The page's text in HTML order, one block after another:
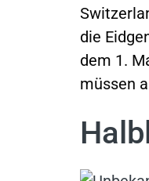
die
dem 1.
müssen